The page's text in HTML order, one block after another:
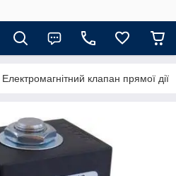
Електромагнітний клапан прямої дії